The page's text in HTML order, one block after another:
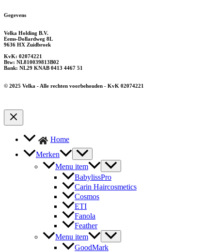
Gegevens
Velka Holding B.V.
Eems-Dollardweg 8L
9636 HX Zuidbroek
KvK: 02074221
Btw: NL810039813B02
Bank: NL29 KNAB 0413 4467 51
© 2025 Velka - Alle rechten voorbehouden - KvK 02074221
Home
Merken
Menu item
BabylissPro
Carin Haircosmetics
Cosmos
ETI
Fanola
Feather
Menu item
GoodMark